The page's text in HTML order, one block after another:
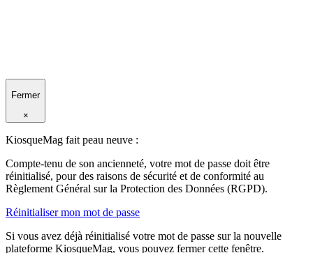
Fermer
×
KiosqueMag fait peau neuve :
Compte-tenu de son ancienneté, votre mot de passe doit être
réinitialisé, pour des raisons de sécurité et de conformité au
Règlement Général sur la Protection des Données (RGPD).
Réinitialiser mon mot de passe
Si vous avez déjà réinitialisé votre mot de passe sur la nouvelle
plateforme KiosqueMag, vous pouvez fermer cette fenêtre.